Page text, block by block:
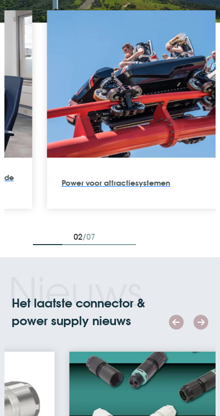
Power voor attractiesystemen
03/07
Het laatste connector &
power supply nieuws
Nieuws